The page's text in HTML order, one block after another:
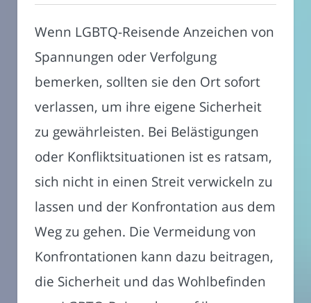
Wenn LGBTQ-Reisende Anzeichen von
Spannungen oder Verfolgung
bemerken, sollten sie den Ort sofort
verlassen, um ihre eigene Sicherheit
zu gewährleisten. Bei Belästigungen
oder Konfliktsituationen ist es ratsam,
sich nicht in einen Streit verwickeln zu
lassen und der Konfrontation aus dem
Weg zu gehen. Die Vermeidung von
Konfrontationen kann dazu beitragen,
die Sicherheit und das Wohlbefinden